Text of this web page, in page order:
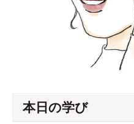
本日の学び